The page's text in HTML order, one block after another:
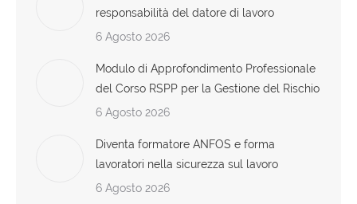
responsabilità del datore di lavoro
6 Agosto 2026
Modulo di Approfondimento Professionale
del Corso RSPP per la Gestione del Rischio
6 Agosto 2026
Diventa formatore ANFOS e forma
lavoratori nella sicurezza sul lavoro
6 Agosto 2026